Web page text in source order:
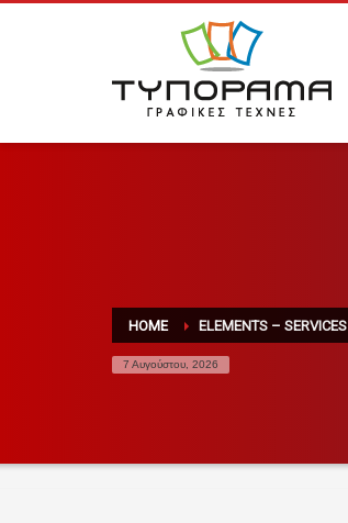
HOME ELEMENTS – SERVICES
7 Αυγούστου, 2026